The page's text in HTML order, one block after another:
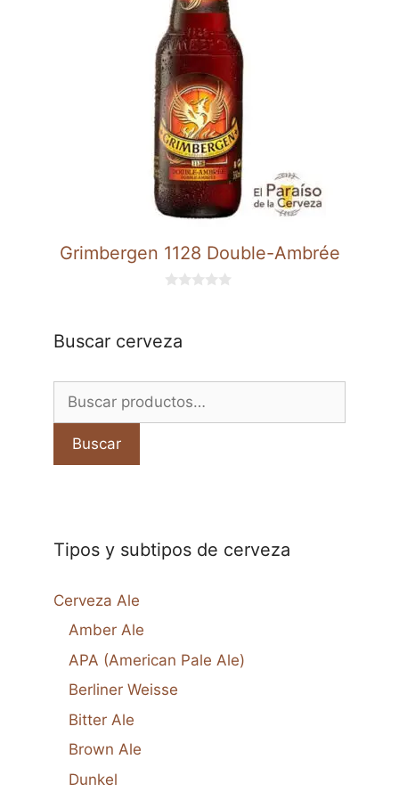
Grimbergen 1128 Double-Ambrée
5
Buscar cerveza
por:
Buscar
Tipos y subtipos de cerveza
Cerveza Ale
Amber Ale
APA (American Pale Ale)
Berliner Weisse
Bitter Ale
Brown Ale
Dunkel